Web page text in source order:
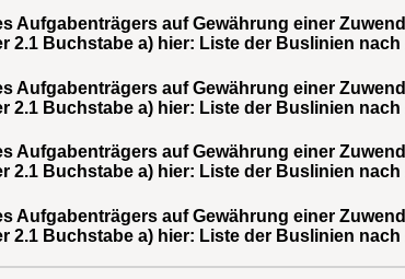
Aufgabenträgers auf Gewährung einer
2.1 Buchstabe a) hier: Liste der Buslinien nach
Aufgabenträgers auf Gewährung einer
2.1 Buchstabe a) hier: Liste der Buslinien nach
Aufgabenträgers auf Gewährung einer
2.1 Buchstabe a) hier: Liste der Buslinien nach
Aufgabenträgers auf Gewährung einer
2.1 Buchstabe a) hier: Liste der Buslinien nach